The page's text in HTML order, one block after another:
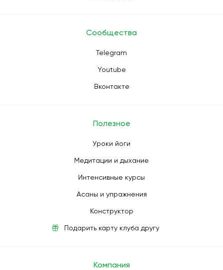
Сообщества
Telegram
Youtube
Вконтакте
Полезное
Уроки йоги
Медитации и дыхание
Интенсивные курсы
Асаны и упражнения
Конструктор
Подарить карту клуба другу
Компания